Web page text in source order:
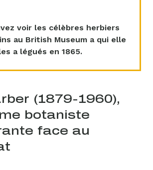
voir les célèbres herbiers
au British Museum a qui elle
a légués en 1865.
(1879-1960),
botaniste
face au